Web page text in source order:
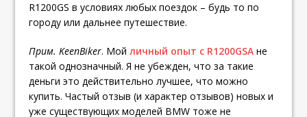
R1200GS в условиях любых поездок – будь то по
городу или дальнее путешествие.
Прим. KeenBiker. Мойличный опыт с R1200GSA не
такой однозначный. Я не убежден, что за такие
деньги это действительно лучшее, что можно
купить. Частый отзыв (и характер отзывов) новых и
уже существующих моделей BMW тоже не